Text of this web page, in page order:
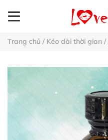
Trang chủ / Kéo dài thời gian /